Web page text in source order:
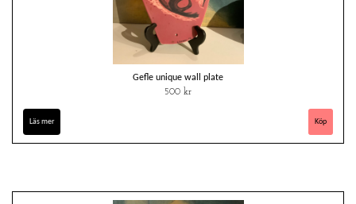
Gefle unique wall plate
500 kr
Läs mer